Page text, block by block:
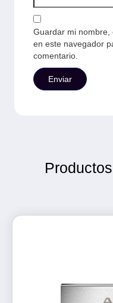
Guardar mi nombre,
en este navegador
comentario.